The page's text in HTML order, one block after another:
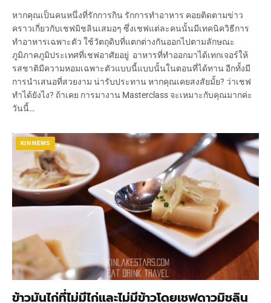
หากคุณเป็นคนหนึ่งที่รักการกิน รักการทำอาหาร คอยติดตามข่าว
คราวเกี่ยวกับเชฟมิชลินเสมอๆ ซึ่งเชฟแต่ละคนนั้นมีเทคนิควิธีการ
ทำอาหารเฉพาะตัว ใช้วัตถุดิบที่แตกต่างกันออกไปตามลักษณะ
ภูมิภาคภูมิประเทศที่เชฟอาศัยอยู่ อาหารที่ทำออกมาได้เทกเจอร์ให้
รสชาติมีความหอมเฉพาะตัวแบบนี้แบบนั้นในตอนที่ได้ทาน อีกทั้งมี
การนำเสนอที่สวยงาม น่ารับประทาน หากคุณเคยสงสัยมั้ย? ว่าเชฟ
ทำได้ยังไง? ถ้าเคย การมางาน Masterclass จะเหมาะกับคุณมากค่ะ
วันนี้…
KIN NEWS
ข้าวมันไก่ที่ไม่มีไก่และไม่มีข้าวโดยเชฟดาวมิชลิน